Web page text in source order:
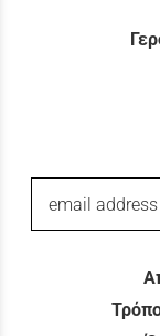
email address